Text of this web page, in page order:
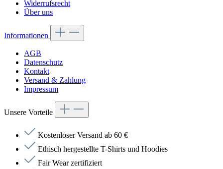
Widerrufsrecht
Über uns
Informationen
AGB
Datenschutz
Kontakt
Versand & Zahlung
Impressum
Unsere Vorteile
Kostenloser Versand ab 60 €
Ethisch hergestellte T-Shirts und Hoodies
Fair Wear zertifiziert